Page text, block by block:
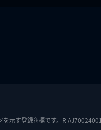
示す登録商標です。RIAJ70024001